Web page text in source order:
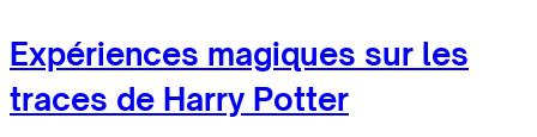
Expériences magiques sur les
traces de Harry Potter